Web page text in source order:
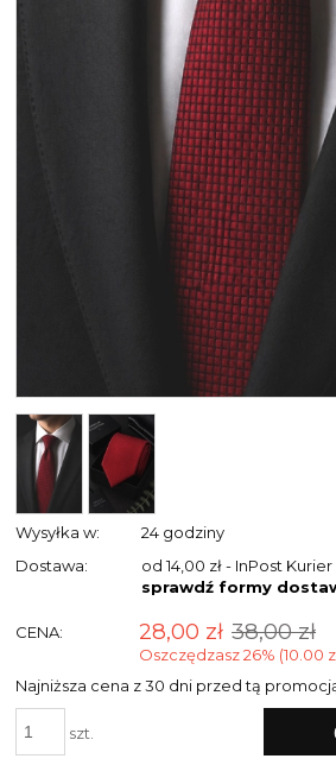
Wysyłka w:
24 godziny
Dostawa:
od 14,00 zł - InPost Kurier
sprawdź formy
CENA: 28,00 zł 38,00 zł
Oszczędzasz 26% (10.00
Najniższa cena z 30 dni przed tą
szt.